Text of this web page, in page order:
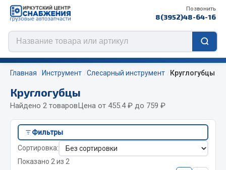
Позвонить
8(3952)48-64-16
Цепи противоскольжения
ЦЕПИ РОССИЯ
ЦЕПИ BOHU (Китай)
Изготовление цепей на колеса BOHU
Главная Инструмент Слесарный инструмент Круглогубцы
Круглогубцы
Найдено 2 товаровЦена от 455.4 ₽ до 759 ₽
Фильтры
Сортировка:
Показано 2 из 2